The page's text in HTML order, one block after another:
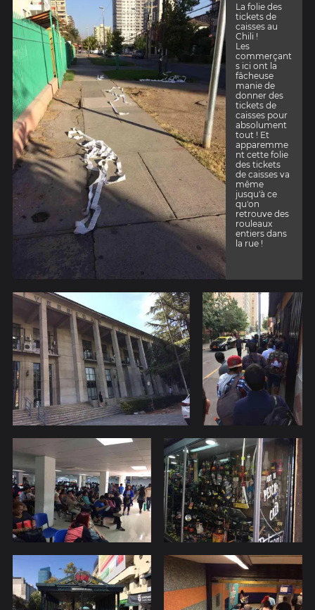
La folie des
tickets de
caisses au
Chili !
Les
commerçant
s ici ont la
fâcheuse
manie de
donner des
tickets de
caisses pour
absolument
tout ! Et
apparemme
nt cette folie
des tickets
de caisses va
même
jusqu'à ce
qu'on
retrouve des
rouleaux
entiers dans
la rue !